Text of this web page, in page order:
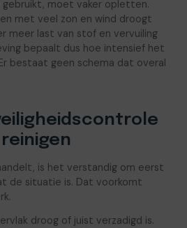
moet vaker opletten.
met veel zon en wind droogt
meer last van stof en vervuiling
bepaalt dus hoe intensief het
bestaat geen schema dat overal
is het verstandig om eerst
de situatie is. Dat voorkomt
droog of juist verzadigd is.